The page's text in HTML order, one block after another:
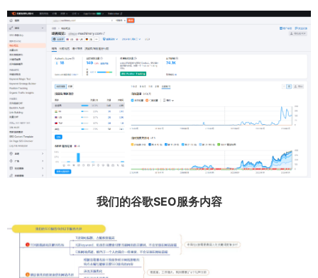
我们的谷歌SEO服务内容